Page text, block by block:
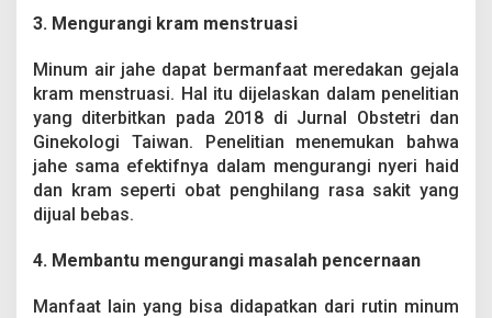
3. Mengurangi kram menstruasi
Minum air jahe dapat bermanfaat meredakan gejala
kram menstruasi. Hal itu dijelaskan dalam penelitian
yang diterbitkan pada 2018 di Jurnal Obstetri dan
Ginekologi Taiwan. Penelitian menemukan bahwa
jahe sama efektifnya dalam mengurangi nyeri haid
dan kram seperti obat penghilang rasa sakit yang
dijual bebas.
4. Membantu mengurangi masalah pencernaan
Manfaat lain yang bisa didapatkan dari rutin minum